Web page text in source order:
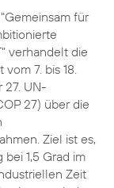
für
verhandelt die
7. bis 18.
27. UN-
27) über die
Ziel ist es,
1,5 Grad im
Zeit